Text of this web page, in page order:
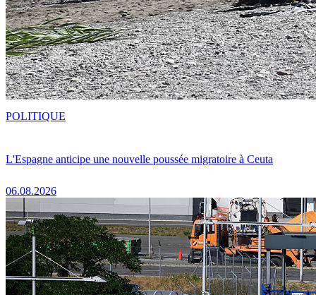
L'Espagne anticipe une nouvelle poussée migratoire à Ceuta
06.08.2026
POLITIQUE